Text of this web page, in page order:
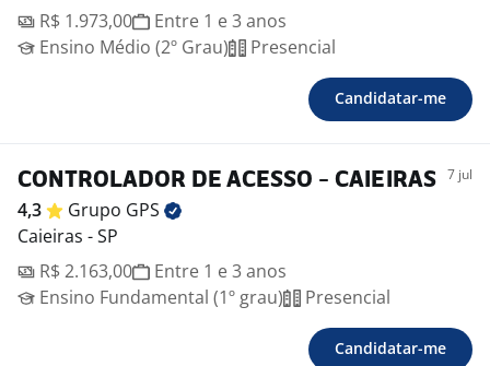
R$ 1.973,00
Entre 1 e 3 anos
Ensino Médio (2º Grau)
Presencial
Candidatar-me
CONTROLADOR DE ACESSO - CAIEIRAS 7 jul
4,3 Grupo GPS
Caieiras - SP
R$ 2.163,00
Entre 1 e 3 anos
Ensino Fundamental (1º grau)
Presencial
Candidatar-me